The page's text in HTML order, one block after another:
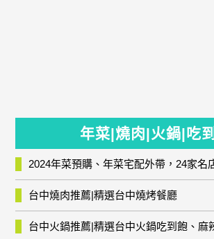
年菜|燒肉|火鍋|吃
台中燒肉推薦|精選台中燒烤餐廳